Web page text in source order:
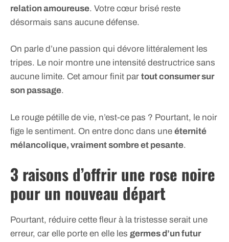
relation amoureuse. Votre cœur brisé reste
désormais sans aucune défense.
On parle d’une passion qui dévore littéralement les
tripes. Le noir montre une intensité destructrice sans
aucune limite. Cet amour finit par tout consumer sur
son passage.
Le rouge pétille de vie, n’est-ce pas ? Pourtant, le noir
fige le sentiment. On entre donc dans une éternité
mélancolique, vraiment sombre et pesante.
3 raisons d’offrir une rose noire
pour un nouveau départ
Pourtant, réduire cette fleur à la tristesse serait une
erreur, car elle porte en elle les germes d’un futur